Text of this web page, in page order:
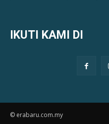
IKUTI KAMI DI
© erabaru.com.my